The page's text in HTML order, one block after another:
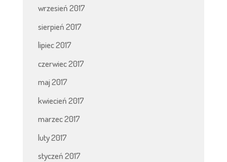
wrzesień 2017
sierpień 2017
lipiec 2017
czerwiec 2017
maj 2017
kwiecień 2017
marzec 2017
luty 2017
styczeń 2017